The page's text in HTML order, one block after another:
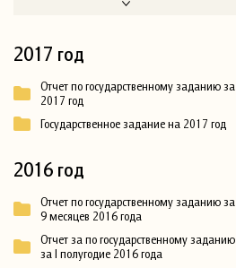
2017 год
Отчет по государственному заданию за
2017 год
Государственное задание на 2017 год
2016 год
Отчет по государственному заданию за
9 месяцев 2016 года
Отчет за по государственному заданию
за I полугодие 2016 года